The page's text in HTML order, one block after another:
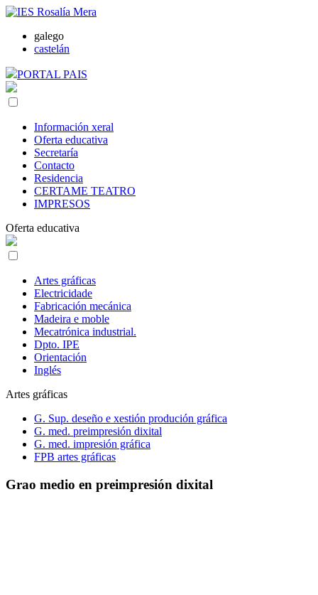
galego
castelán
PORTAL PAIS
Información xeral
Oferta educativa
Secretaría
Contacto
Residencia
CERTAME TEATRO
IMPRESOS
Oferta educativa
Artes gráficas
Electricidade
Fabricación mecánica
Madeira e moble
Mecatrónica industrial.
Dpto. IPE
Orientación
Inglés
Artes gráficas
G. Sup. deseño e xestión produción gráfica
G. med. preimpresión dixital
G. med. impresión gráfica
FPB artes gráficas
Grao medio en preimpresión dixital